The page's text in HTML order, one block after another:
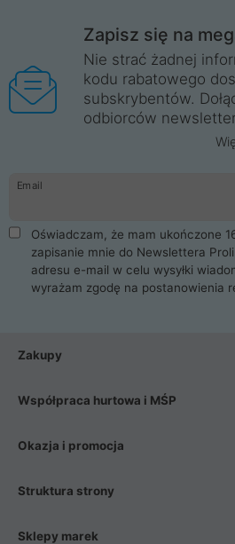
Zapisz się na
Nie strać żadnej
kodu rabatowego
subskrybentów.
odbiorców
Email
Oświadczam, że mam ukończone
zapisanie mnie do Newslettera
adresu e-mail w celu wysyłki
wyrażam zgodę na postanowienia
Zakupy
Współpraca hurtowa i MŚP
Okazja i promocja
Struktura strony
Sklepy marek